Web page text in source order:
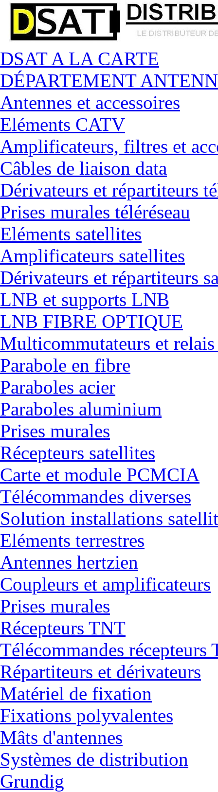
DSAT A LA CARTE
DÉPARTEMENT
Antennes et accessoires
Eléments CATV
Amplificateurs, filtres et
Câbles de liaison data
Dérivateurs et répartiteurs
Prises murales téléréseau
Eléments satellites
Amplificateurs satellites
Dérivateurs et répartiteurs
LNB et supports LNB
LNB FIBRE OPTIQUE
Multicommutateurs et
Parabole en fibre
Paraboles acier
Paraboles aluminium
Prises murales
Récepteurs satellites
Carte et module PCMCIA
Télécommandes diverses
Solution installations
Eléments terrestres
Antennes hertzien
Coupleurs et amplificateurs
Prises murales
Récepteurs TNT
Télécommandes récepteurs
Répartiteurs et dérivateurs
Matériel de fixation
Fixations polyvalentes
Mâts d'antennes
Systèmes de distribution
Grundig